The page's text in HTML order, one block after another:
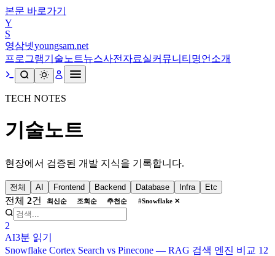
본문 바로가기
Y
S
영삼넷youngsam.net
프로그램기술노트뉴스사전 자료실커뮤니티 명언 소개
TECH NOTES
기술노트
현장에서 검증된 개발 지식을 기록합니다.
전체 AI Frontend Backend Database Infra Etc
전체 2건 최신순 조회순 추천순 #Snowflake ✕
2
AI3분 읽기
Snowflake Cortex Search vs Pinecone — RAG 검색 엔진 비교 12